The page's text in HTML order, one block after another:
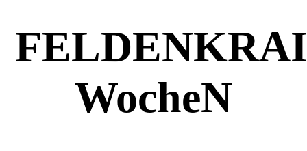
WocheN